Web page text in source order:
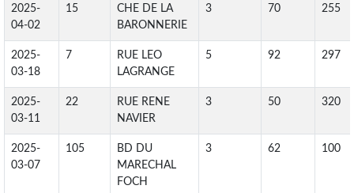
2025-
04-02
15
CHE DE LA
BARONNERIE
3 70 255
2025-
03-18
7
RUE LEO
LAGRANGE
5 92 297
2025-
03-11
22
RUE RENE
NAVIER
3 50 320
2025-
03-07
105
BD DU
MARECHAL
FOCH
3 62 100